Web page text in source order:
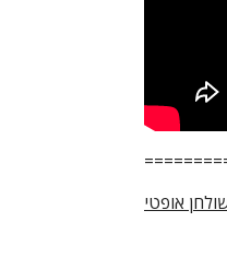
אופטי